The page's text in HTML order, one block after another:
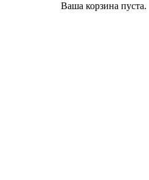
Ваша корзина пуста.